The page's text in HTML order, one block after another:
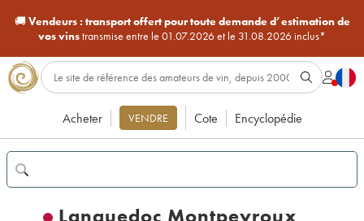
🚚Vendeurs : transport offert pour toute demande d’estimation de
vos vinstransmise entre le 01.07.2026 et le 31.08.2026 inclus*
Acheter VENDRE Cote Encyclopédie
Languedoc Montpeyroux